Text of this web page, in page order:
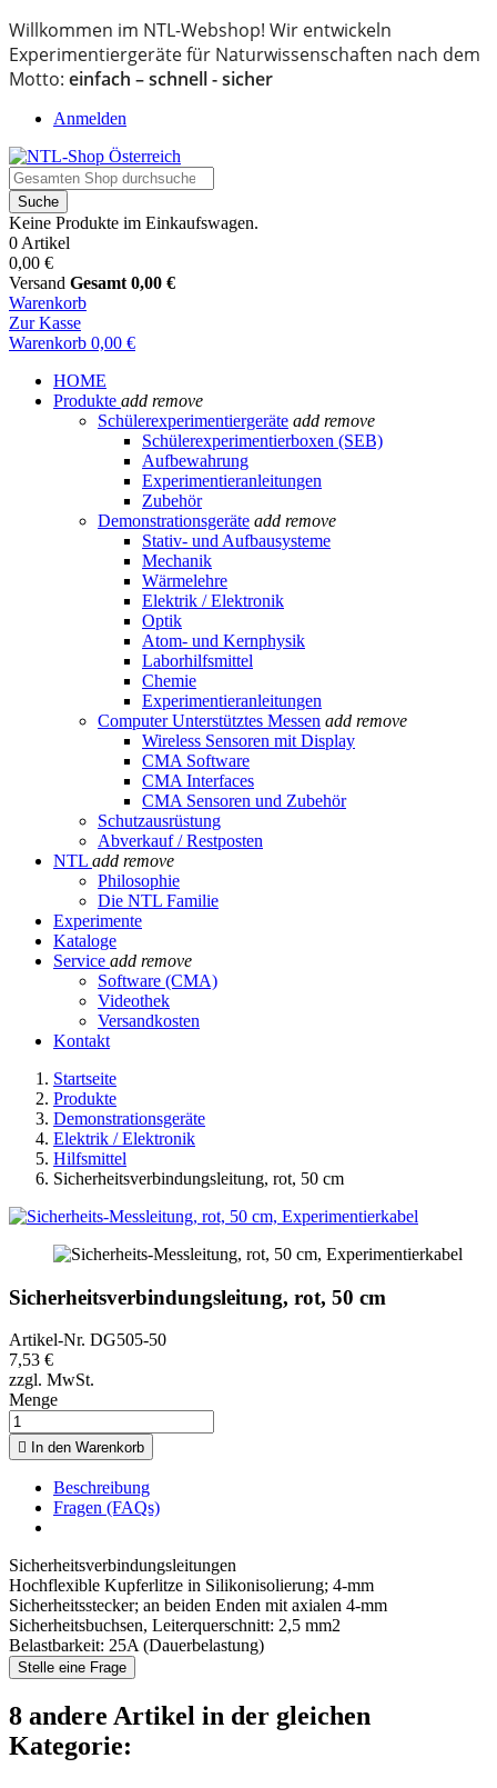
Willkommen im NTL-Webshop! Wir entwickeln
Experimentiergeräte für Naturwissenschaften nach dem
Motto: einfach – schnell - sicher
Anmelden
Suche
Keine Produkte im Einkaufswagen.
0 Artikel
0,00 €
Versand Gesamt 0,00 €
Warenkorb
Zur Kasse
Warenkorb 0,00 €
HOME
Produkte add remove
Schülerexperimentiergeräte add remove
Schülerexperimentierboxen (SEB)
Aufbewahrung
Experimentieranleitungen
Zubehör
Demonstrationsgeräte add remove
Stativ- und Aufbausysteme
Mechanik
Wärmelehre
Elektrik / Elektronik
Optik
Atom- und Kernphysik
Laborhilfsmittel
Chemie
Experimentieranleitungen
Computer Unterstütztes Messen add remove
Wireless Sensoren mit Display
CMA Software
CMA Interfaces
CMA Sensoren und Zubehör
Schutzausrüstung
Abverkauf / Restposten
NTL add remove
Philosophie
Die NTL Familie
Experimente
Kataloge
Service add remove
Software (CMA)
Videothek
Versandkosten
Kontakt
Startseite
Produkte
Demonstrationsgeräte
Elektrik / Elektronik
Hilfsmittel
Sicherheitsverbindungsleitung, rot, 50 cm
Sicherheitsverbindungsleitung, rot, 50 cm
Artikel-Nr. DG505-50
7,53 €
zzgl. MwSt.
Menge
 In den Warenkorb
Beschreibung
Fragen (FAQs)
Sicherheitsverbindungsleitungen
Hochflexible Kupferlitze in Silikonisolierung; 4-mm
Sicherheitsstecker; an beiden Enden mit axialen 4-mm
Sicherheitsbuchsen, Leiterquerschnitt: 2,5 mm2
Belastbarkeit: 25A (Dauerbelastung)
Stelle eine Frage
8 andere Artikel in der gleichen
Kategorie: